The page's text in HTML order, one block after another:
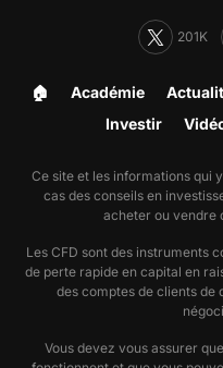
201K
🏠︎ Académie
Investir
Ce site et les informations qui
cas des conseils en
acheter ou vendre
Les CFD sont des instruments
de perte rapide en capital en
des comptes de clients de
Vous devez vous assurer